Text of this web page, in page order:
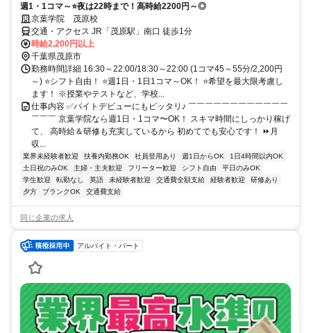
週1・1コマ～⭐夜は22時まで！高時給2200円～◎
京葉学院 茂原校
交通・アクセス JR「茂原駅」南口 徒歩1分
時給2,200円以上
千葉県茂原市
勤務時間詳細 16:30～22:00/18:30～22:00 (1コマ45～55分/2,200円
～) ⭐シフト自由！ ⭐週1日・1日1コマ～OK！ ⭐希望を最大限考慮し
ます！ ※授業やテストなど、学校...
仕事内容 ✅バイトデビューにもピッタリ♪ ￣￣￣￣￣￣￣￣￣￣￣￣
￣￣￣ 京葉学院なら週1日・1コマ〜OK！ スキマ時間にしっかり稼げ
て、 高時給＆研修も充実しているから 初めてでも安心です！ ⏩月
収...
業界未経験者歓迎 扶養内勤務OK 社員登用あり 週1日からOK
1日4時間以内OK
土日祝のみOK
主婦・主夫歓迎 フリーター歓迎 シフト自由
平日のみOK
学生歓迎
転勤なし 英語 未経験者歓迎 交通費全額支給 経験者歓迎
研修あり
夕方
ブランクOK 交通費支給
同じ企業の求人
アルバイト・パート